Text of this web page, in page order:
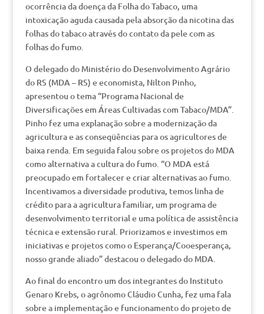
ocorrência da doença da Folha do Tabaco, uma
intoxicação aguda causada pela absorção da nicotina das
folhas do tabaco através do contato da pele com as
folhas do fumo.
O delegado do Ministério do Desenvolvimento Agrário
do RS (MDA – RS) e economista, Nilton Pinho,
apresentou o tema “Programa Nacional de
Diversificações em Áreas Cultivadas com Tabaco/MDA”.
Pinho fez uma explanação sobre a modernização da
agricultura e as conseqüências para os agricultores de
baixa renda. Em seguida falou sobre os projetos do MDA
como alternativa a cultura do fumo. “O MDA está
preocupado em fortalecer e criar alternativas ao fumo.
Incentivamos a diversidade produtiva, temos linha de
crédito para a agricultura familiar, um programa de
desenvolvimento territorial e uma política de assistência
técnica e extensão rural. Priorizamos e investimos em
iniciativas e projetos como o Esperança/Cooesperança,
nosso grande aliado” destacou o delegado do MDA.
Ao final do encontro um dos integrantes do Instituto
Genaro Krebs, o agrônomo Cláudio Cunha, fez uma fala
sobre a implementação e funcionamento do projeto de